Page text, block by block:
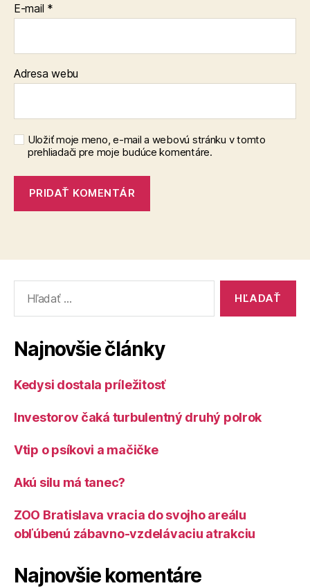
E-mail *
Adresa webu
Uložiť moje meno, e-mail a webovú stránku v tomto
prehliadači pre moje budúce komentáre.
Najnovšie články
Kedysi dostala príležitosť
Investorov čaká turbulentný druhý polrok
Vtip o psíkovi a mačičke
Akú silu má tanec?
ZOO Bratislava vracia do svojho areálu
obľúbenú zábavno-vzdelávaciu atrakciu
Najnovšie komentáre